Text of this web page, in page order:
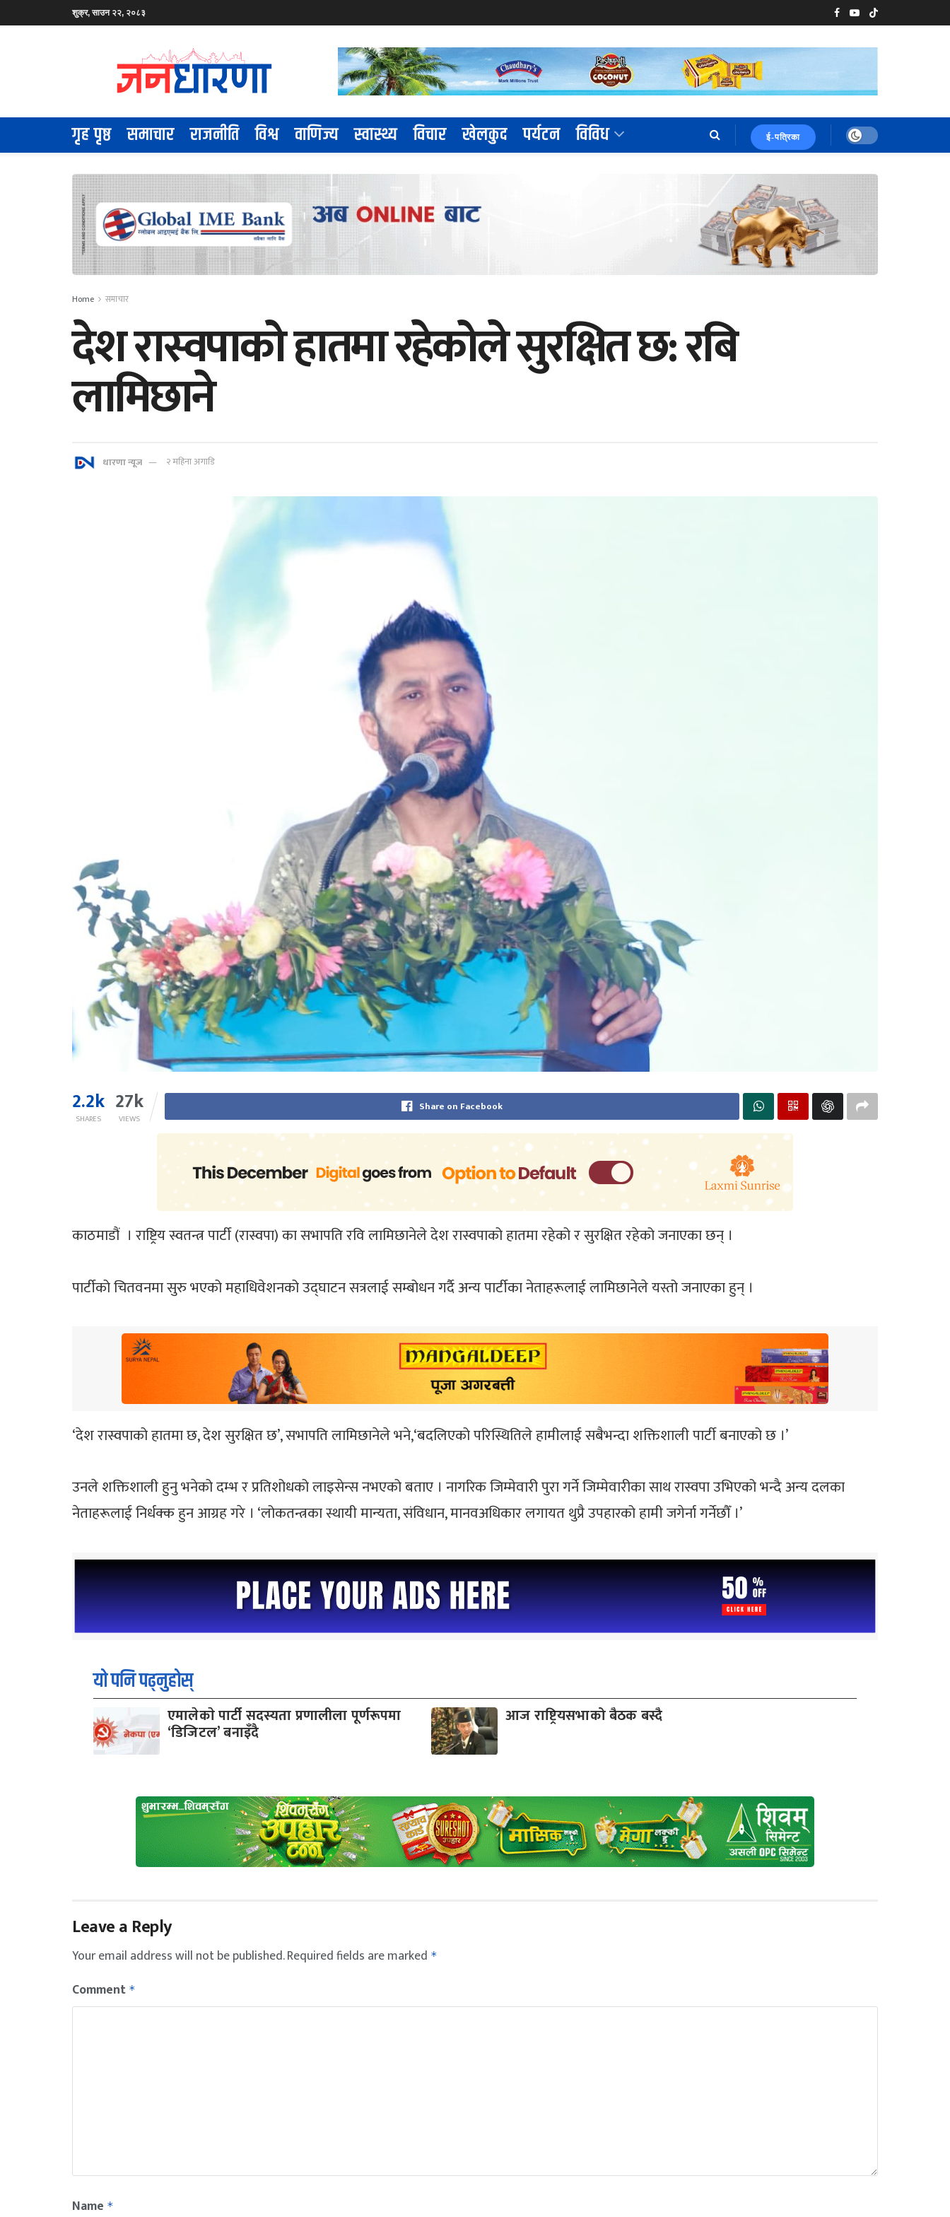
शुक्र, साउन २२, २०८३
गृह पृष्ठ समाचार राजनीति विश्व वाणिज्य स्वास्थ्य विचार खेलकुद पर्यटन विविध ई-पत्रिका
Home समाचार
देश रास्वपाको हातमा रहेकोले सुरक्षित छ: रबि
लामिछाने
धारणा न्यूज २ महिना अगाडि
2.2k
SHARES
27k
VIEWS
Share on Facebook
काठमाडौं । राष्ट्रिय स्वतन्त्र पार्टी (रास्वपा) का सभापति रवि लामिछानेले देश रास्वपाको हातमा रहेको र सुरक्षित रहेको जनाएका छन् ।
पार्टीको चितवनमा सुरु भएको महाधिवेशनको उद्घाटन सत्रलाई सम्बोधन गर्दै अन्य पार्टीका नेताहरूलाई लामिछानेले यस्तो जनाएका हुन् ।
‘देश रास्वपाको हातमा छ, देश सुरक्षित छ’, सभापति लामिछानेले भने,‘बदलिएको परिस्थितिले हामीलाई सबैभन्दा शक्तिशाली पार्टी बनाएको छ ।’
उनले शक्तिशाली हुनु भनेको दम्भ र प्रतिशोधको लाइसेन्स नभएको बताए । नागरिक जिम्मेवारी पुरा गर्ने जिम्मेवारीका साथ रास्वपा उभिएको भन्दै अन्य दलका
नेताहरूलाई निर्धक्क हुन आग्रह गरे । ‘लोकतन्त्रका स्थायी मान्यता, संविधान, मानवअधिकार लगायत थुप्रै उपहारको हामी जगेर्ना गर्नेछौँ ।’
यो पनि पढ्नुहोस्
एमालेकाे पार्टी सदस्यता प्रणालीला पूर्णरूपमा
‘डिजिटल’ बनाइँदै
आज राष्ट्रियसभाको बैठक बस्दै
Leave a Reply
Your email address will not be published.Required fields are marked *
Comment *
Name *